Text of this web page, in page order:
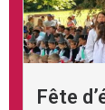
Fête